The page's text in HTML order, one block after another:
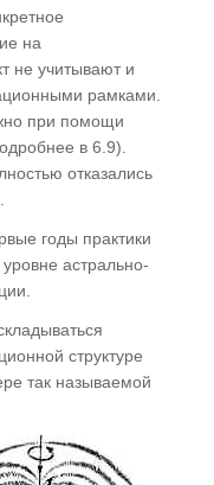
выгодно...
Событий
по
ходе времени
на
не учитывают и
рамками.
при помощи
в 6.9).
отказались
годы практики
астрально-
структуре
так называемой